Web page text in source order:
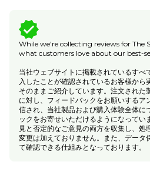
While we're collecting reviews for The
what customers love about our best-
当社ウェブサイトに掲載されているすべ
入したことが確認されているお客様から
そのままご紹介しています。注文された
に対し、フィードバックをお願いするア
信され、当社製品および購入体験全体に
ックをお寄せいただけるようになって
見と否定的なご意見の両方を収集し、処
変更は加えておりません。また、データ
て確認できる仕組みとなっております。